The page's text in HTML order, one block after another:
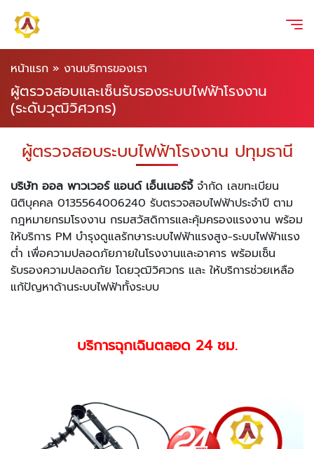
หน้าแรก » งานบริการของเรา
ผู้ตรวจสอบและเซ็นรับรองระบบไฟฟ้าโรงงาน
(ระดับวุฒิวิศวกร)
ผู้ตรวจสอบระบบไฟฟ้าโรงงาน ปทุมธานี
บริษัท ออล พาวเวอร์ แอนด์ เอ็นเนอร์จี้จำกัด เลขทะเบียน
นิติบุคคล 0135564006240 รับตรวจสอบไฟฟ้าประจำปี ตาม
กฎหมายกรมโรงงาน กรมสวัสดิการและคุ้มครองแรงงาน พร้อม
ให้บริการ PM บำรุงดูแลรักษาระบบไฟฟ้าแรงสูง-ระบบไฟฟ้าแรง
ต่ำ เพื่อความปลอดภัยภายในโรงงานและอาคาร พร้อมเซ็น
รับรองความปลอดภัย โดยวุฒิวิศวกร และ ให้บริการช่วยเหลือ
แก้ปัญหาด้านระบบไฟฟ้าทั้งระบบ
บริการฉุกเฉินตลอด 24 ชม.